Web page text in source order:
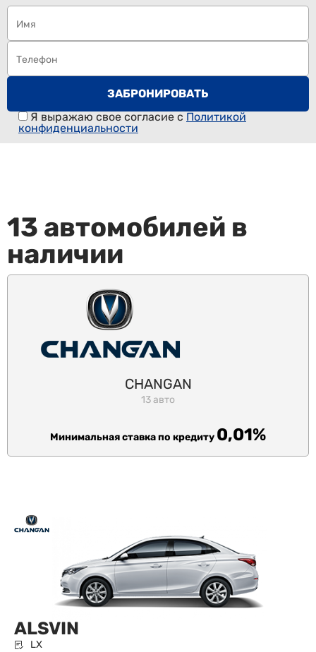
Я выражаю свое согласие с Политикой
конфиденциальности
13 автомобилей в
наличии
CHANGAN
13 авто
Минимальная ставка по кредиту 0,01%
ALSVIN
LX